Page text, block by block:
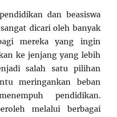
dan beasiswa
dicari oleh banyak
mereka yang ingin
ke jenjang yang lebih
salah satu pilihan
meringankan beban
pendidikan.
melalui berbagai